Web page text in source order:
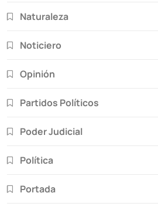
Naturaleza
Noticiero
Opinión
Partidos Políticos
Poder Judicial
Política
Portada